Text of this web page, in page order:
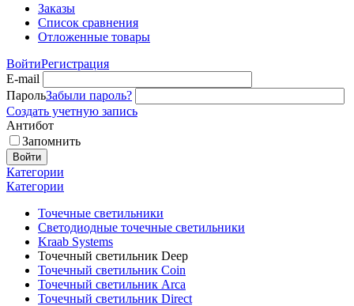
Заказы
Список сравнения
Отложенные товары
ВойтиРегистрация
E-mail
ПарольЗабыли пароль?
Создать учетную запись
Антибот
Запомнить
Войти
Категории
Категории
Точечные светильники
Светодиодные точечные светильники
Kraab Systems
Точечный светильник Deep
Точечный светильник Coin
Точечный светильник Arca
Точечный светильник Direct